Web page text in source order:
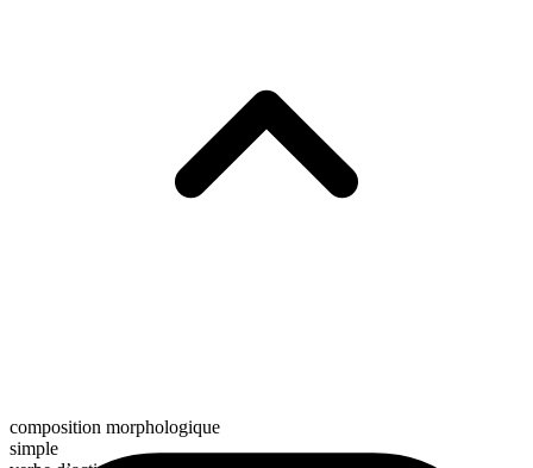
composition morphologique
simple